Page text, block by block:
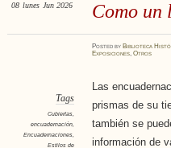
Como un
08 lunes Jun 2026
Postedby Biblioteca
Exposiciones,Otros
Tags
Cubiertas,
encuadernación,
Encuadernaciones,
Estilos de
Las
prismas de su
también se
información de